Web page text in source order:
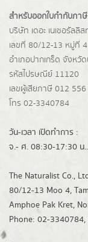
สำหรับออกใบกำกับภาษี
บริษัท เดอะ เนเชอรัล
เลขที่ 80/12-13 หมู่ที่
อำเภอปากเกร็ด จังหวั
รหัสไปรษณีย์ 11120
เลขผู้เสียภาษี 012
โทร 02-3340784
วัน-เวลา เปิดทำการ :
จ.- ศ. 08:30-17:30 น
The Naturalist Co.,
80/12-13 Moo 4,
Amphoe Pak Kret,
Phone: 02-